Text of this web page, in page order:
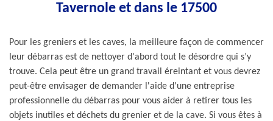
Tavernole et dans le 17500
Pour les greniers et les caves, la meilleure façon de commencer
leur débarras est de nettoyer d'abord tout le désordre qui s’y
trouve. Cela peut être un grand travail éreintant et vous devrez
peut-être envisager de demander l'aide d'une entreprise
professionnelle du débarras pour vous aider à retirer tous les
objets inutiles et déchets du grenier et de la cave. Si vous êtes à